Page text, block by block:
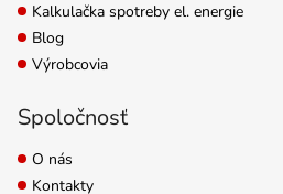
Kalkulačka spotreby el. energie
Blog
Výrobcovia
Spoločnosť
O nás
Kontakty